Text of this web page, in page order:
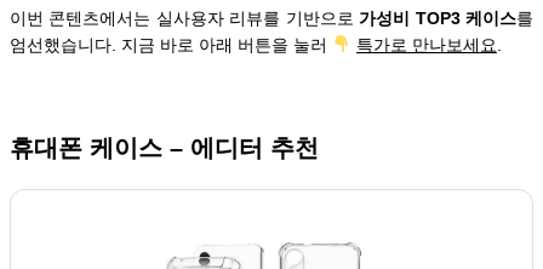
이번 콘텐츠에서는 실사용자 리뷰를 기반으로가성비 TOP3 케이스를
엄선했습니다. 지금 바로 아래 버튼을 눌러
특가로 만나보세요
휴대폰 케이스 – 에디터 추천